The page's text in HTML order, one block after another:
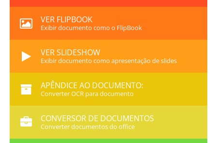
VER FLIPBOOK
Exibir documento como o FlipBook
VER SLIDESHOW
Exibir documento como apresentação de slides
APÊNDICE AO DOCUMENTO:
Converter OCR para documento
CONVERSOR DE DOCUMENTOS
Converter documentos do office